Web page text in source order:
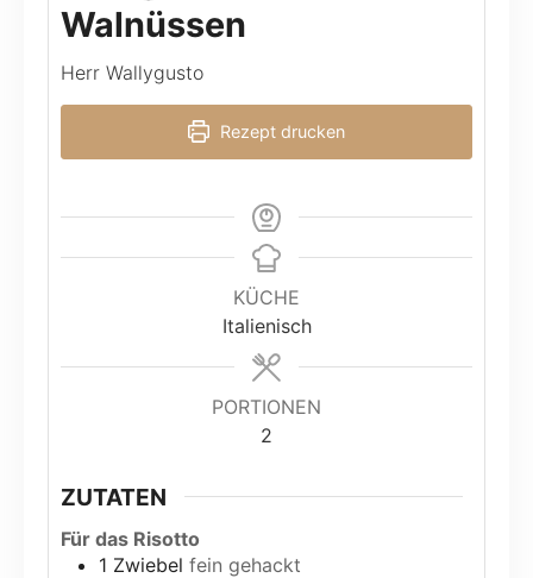
Walnüssen
Herr Wallygusto
Rezept drucken
KÜCHE
Italienisch
PORTIONEN
2
ZUTATEN
Für das Risotto
1 Zwiebel fein gehackt